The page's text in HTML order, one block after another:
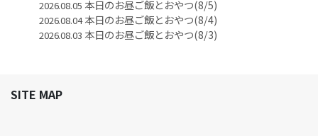
2026.08.05 本日のお昼ご飯とおやつ(8/5)
2026.08.04本日のお昼ご飯とおやつ(8/4)
2026.08.03 本日のお昼ご飯とおやつ(8/3)
SITE MAP